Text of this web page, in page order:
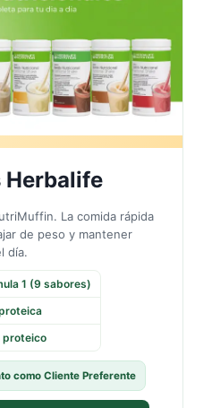
Herbalife
La comida rápida
de peso y mantener
día.
1 (9 sabores)
como Cliente Preferente